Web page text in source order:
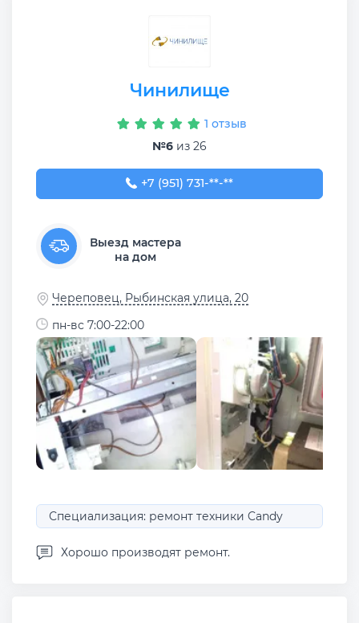
Чинилище
1 отзыв
№6 из 26
+7 (951) 731-63-13
+7 (951) 731-**-**
Выезд мастера
на дом
Череповец, Рыбинская улица, 20
пн-вс 7:00-22:00
Специализация: ремонт техники Candy
Хорошо производят ремонт.